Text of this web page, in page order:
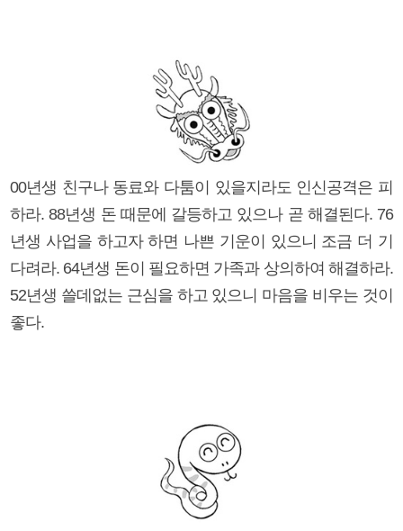
00년생 친구나 동료와 다툼이 있을지라도 인신공격은 피
하라. 88년생 돈 때문에 갈등하고 있으나 곧 해결된다. 76
년생 사업을 하고자 하면 나쁜 기운이 있으니 조금 더 기
다려라. 64년생 돈이 필요하면 가족과 상의하여 해결하라.
52년생 쓸데없는 근심을 하고 있으니 마음을 비우는 것이
좋다.